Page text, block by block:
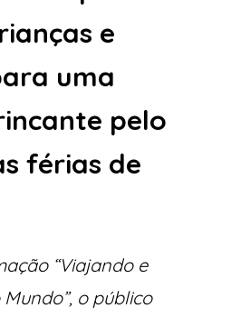
e
uma
pelo
férias de
“Viajando e
o público